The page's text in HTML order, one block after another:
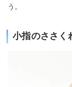
う。
小指のささく